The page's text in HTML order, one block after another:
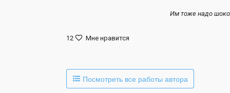
Им тоже надо
12 Мне нравится
Посмотреть все работы автора